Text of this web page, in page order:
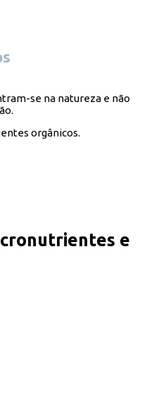
se na natureza e não
orgânicos.
e